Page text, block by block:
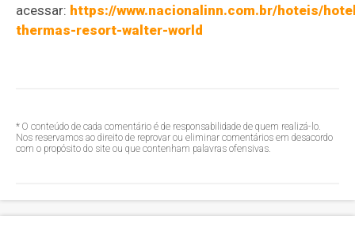
acessar: https://www.nacionalinn.com.br/hoteis/
thermas-resort-walter-world
* O conteúdo de cada comentário é de responsabilidade de quem realizá-lo.
Nos reservamos ao direito de reprovar ou eliminar comentários em desacordo
com o propósito do site ou que contenham palavras ofensivas.